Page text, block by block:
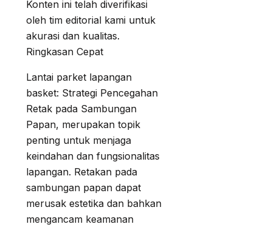
Konten ini telah diverifikasi
oleh tim editorial kami untuk
akurasi dan kualitas.
Ringkasan Cepat
Lantai parket lapangan
basket: Strategi Pencegahan
Retak pada Sambungan
Papan, merupakan topik
penting untuk menjaga
keindahan dan fungsionalitas
lapangan. Retakan pada
sambungan papan dapat
merusak estetika dan bahkan
mengancam keamanan